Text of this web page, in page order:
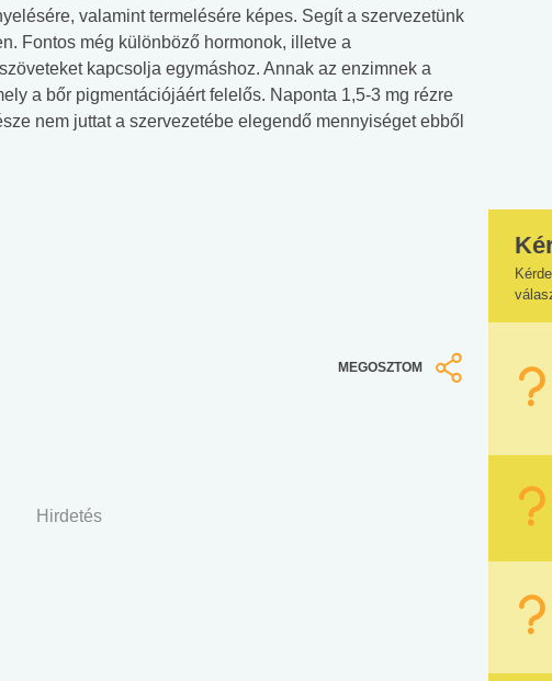
valamint termelésére képes. Segít a szervezetünk
Fontos még különböző hormonok, illetve a
kapcsolja egymáshoz. Annak az enzimnek a
a bőr pigmentációjáért felelős. Naponta 1,5-3 mg rézre
nem juttat a szervezetébe elegendő mennyiséget ebből
MEGOSZTOM
Hirdetés